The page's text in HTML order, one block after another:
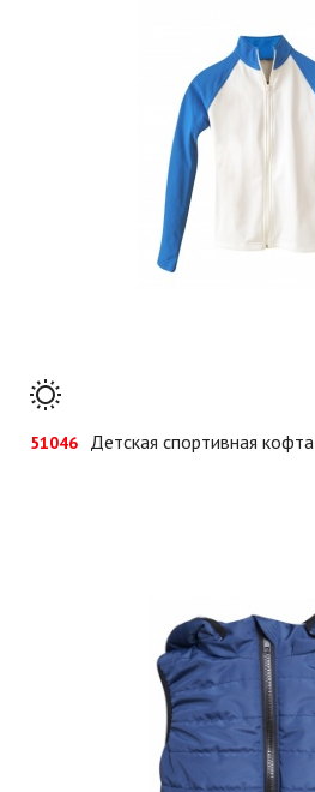
51046 Детская спортивная кофта